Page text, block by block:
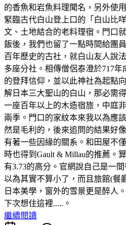
的香魚和岩魚料理聞名，另外使
緊臨古代白山登上口的「白山比
文、土地結合的老料理宿。門口
飯後，我們也留了一點時間給團
百年歷史的古社，就白山友人說
多座分社。相傳僧侶泰澄於717
的登拜信仰，並以此神社為起點
解日本三大聖山的白山，那必需
一座百年以上的木造宿旅，中庭
兩季。門口的家紋本來我以為應
然是毛利的，後來追問的結果好
有著一些因緣的關系。和田屋不
時也得到Gault & Millau的推薦。
有3.73的高分。官網說自己是一
以為其實不算小了，而且旅館(餐
日本美學，窗外的雪景更是醉人
下次想住這裡.....。
繼續閱讀